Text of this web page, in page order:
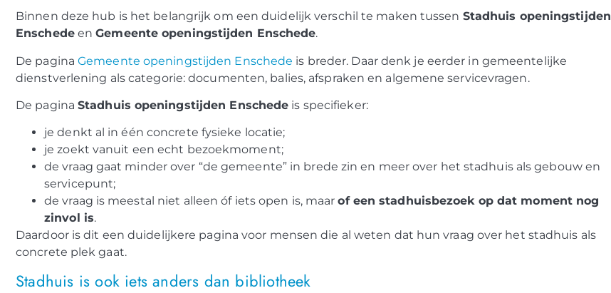
Binnen deze hub is het belangrijk om een duidelijk verschil te maken tussen Stadhuis openingstijden
EnschedeenGemeente openingstijden Enschede.
De pagina Gemeente openingstijden Enschede is breder. Daar denk je eerder in gemeentelijke
dienstverlening als categorie: documenten, balies, afspraken en algemene servicevragen.
De pagina Stadhuis openingstijden Enschede is specifieker:
je denkt al in één concrete fysieke locatie;
je zoekt vanuit een echt bezoekmoment;
de vraag gaat minder over “de gemeente” in brede zin en meer over het stadhuis als gebouw en
servicepunt;
de vraag is meestal niet alleen óf iets open is, maarof een stadhuisbezoek op dat moment nog
zinvol is.
Daardoor is dit een duidelijkere pagina voor mensen die al weten dat hun vraag over het stadhuis als
concrete plek gaat.
Stadhuis is ook iets anders dan bibliotheek